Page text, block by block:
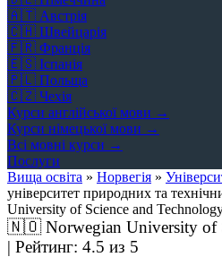
🇦🇹 Австрія
🇨🇭 Швейцарія
🇫🇷 Франція
🇪🇸 Іспанія
🇵🇱 Польща
🇨🇿 Чехія
Курси англійської мови →
Курси німецької мови →
Всі мовні курси →
Послуги
Вища освіта » Норвегія »
університет природних та
University of Science and
🇳🇴Norwegian University of
| Рейтинг: 4.5 из 5